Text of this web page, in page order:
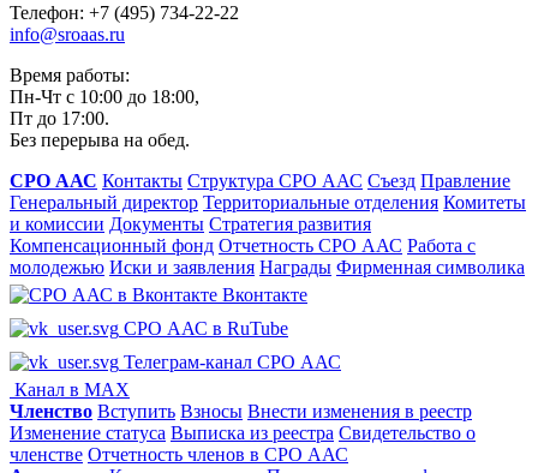
Телефон: +7 (495) 734-22-22
info@sroaas.ru
Время работы:
Пн-Чт с 10:00 до 18:00,
Пт до 17:00.
Без перерыва на обед.
СРО ААС Контакты Структура СРО ААС Съезд Правление
Генеральный директор Территориальные отделения Комитеты
и комиссии Документы Стратегия развития
Компенсационный фонд Отчетность СРО ААС Работа с
молодежью Иски и заявления Награды Фирменная символика
Вконтакте
СРО ААС в RuTube
Телеграм-канал СРО ААС
Канал в MAX
Членство Вступить Взносы Внести изменения в реестр
Изменение статуса Выписка из реестра Свидетельство о
членстве Отчетность членов в СРО ААС